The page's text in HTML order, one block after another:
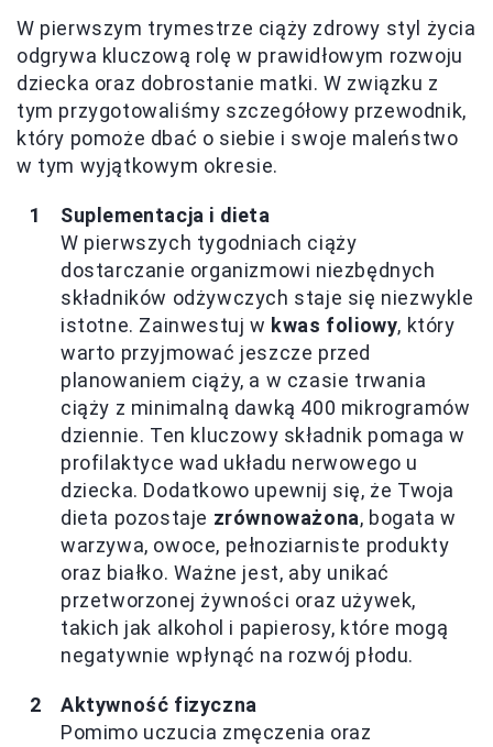
W pierwszym trymestrze ciąży zdrowy styl życia
odgrywa kluczową rolę w prawidłowym rozwoju
dziecka oraz dobrostanie matki. W związku z
tym przygotowaliśmy szczegółowy przewodnik,
który pomoże dbać o siebie i swoje maleństwo
w tym wyjątkowym okresie.
Suplementacja i dieta
W pierwszych tygodniach ciąży
dostarczanie organizmowi niezbędnych
składników odżywczych staje się niezwykle
istotne. Zainwestuj w kwas foliowy, który
warto przyjmować jeszcze przed
planowaniem ciąży, a w czasie trwania
ciąży z minimalną dawką 400 mikrogramów
dziennie. Ten kluczowy składnik pomaga w
profilaktyce wad układu nerwowego u
dziecka. Dodatkowo upewnij się, że Twoja
dieta pozostaje zrównoważona, bogata w
warzywa, owoce, pełnoziarniste produkty
oraz białko. Ważne jest, aby unikać
przetworzonej żywności oraz używek,
takich jak alkohol i papierosy, które mogą
negatywnie wpłynąć na rozwój płodu.
Aktywność fizyczna
Pomimo uczucia zmęczenia oraz